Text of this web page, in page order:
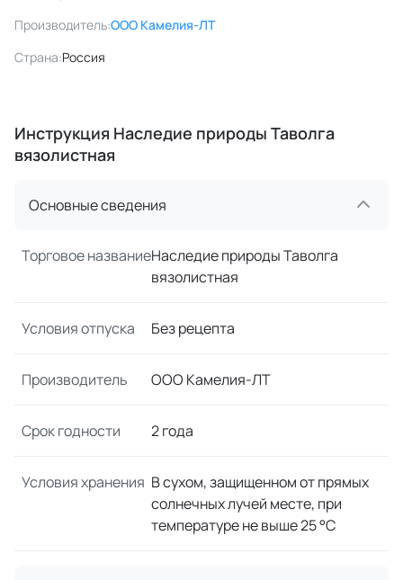
Производитель:ООО Камелия-ЛТ
Страна:Россия
Инструкция Наследие природы Таволга
вязолистная
Основные сведения
Торговое названиеНаследие природы Таволга
вязолистная
Условия отпуска Без рецепта
Производитель ООО Камелия-ЛТ
Срок годности 2 года
Условия хранения В сухом, защищенном от прямых
солнечных лучей месте, при
температуре не выше 25 °C